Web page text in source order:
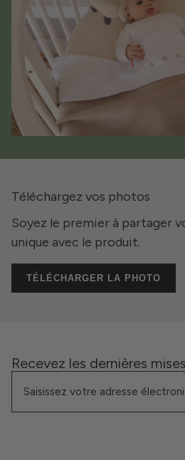
Téléchargez vos photos
Soyez le premier à partager
unique avec le produit.
TÉLÉCHARGER LA PHOTO
Recevez les dernières